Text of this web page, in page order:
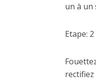
un à un
Etape: 2
rectifiez